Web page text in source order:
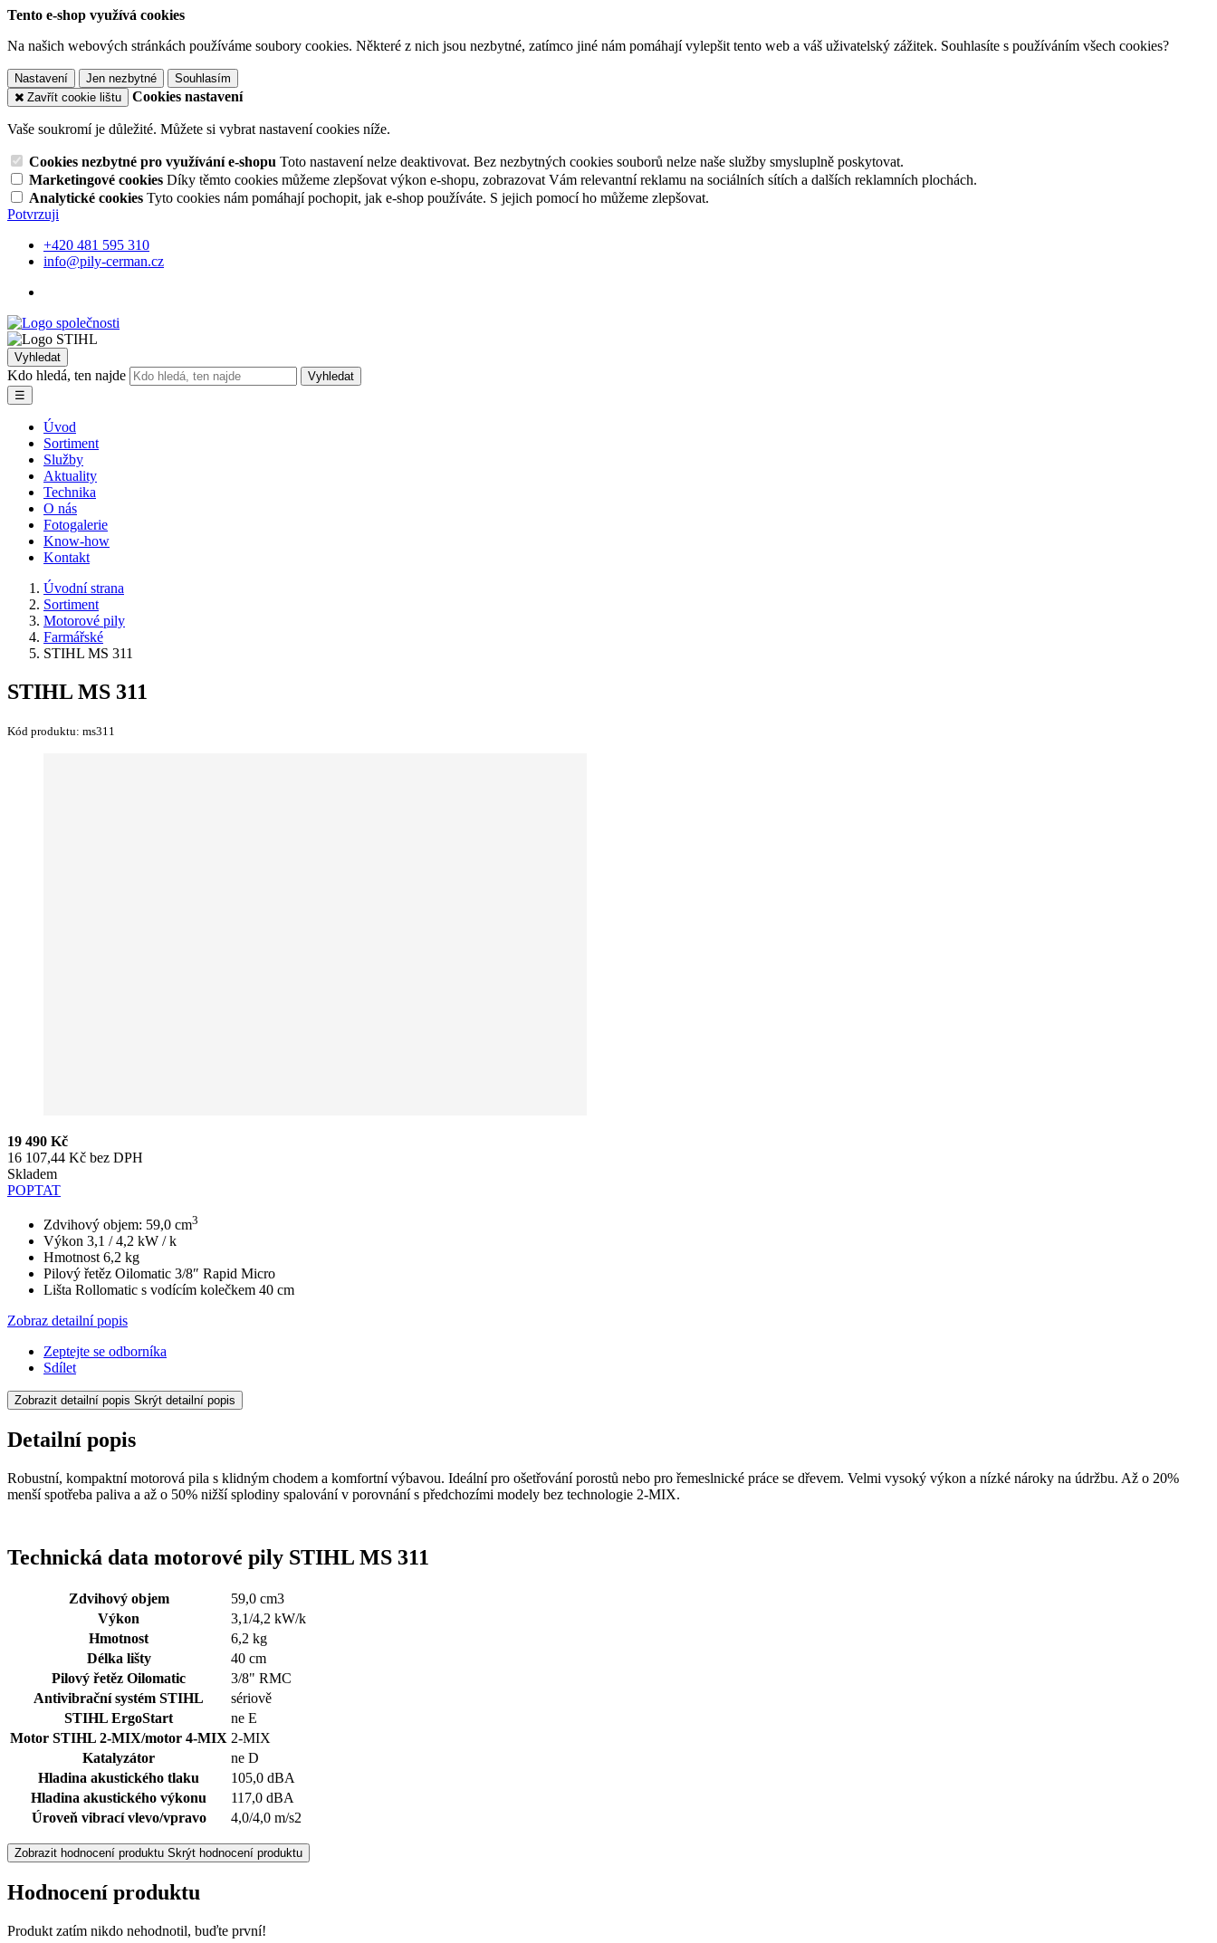
Tento e-shop využívá cookies
Na našich webových stránkách používáme soubory cookies. Některé z nich jsou nezbytné, zatímco jiné nám pomáhají vylepšit tento web a váš uživatelský zážitek. Souhlasíte s používáním všech cookies?
Nastavení Jen nezbytné
Souhlasím
Zavřít cookie lištu
Cookies nastavení
Vaše soukromí je důležité. Můžete si vybrat nastavení cookies níže.
Cookies nezbytné pro využívání e-shopu Toto nastavení nelze deaktivovat. Bez nezbytných cookies souborů nelze naše služby smysluplně poskytovat.
Marketingové cookies Díky těmto cookies můžeme zlepšovat výkon e-shopu, zobrazovat Vám relevantní reklamu na sociálních sítích a dalších reklamních plochách.
Analytické cookies Tyto cookies nám pomáhají pochopit, jak e-shop používáte. S jejich pomocí ho můžeme zlepšovat.
Potvrzuji
+420 481 595 310
info@pily-cerman.cz
Vyhledat
Kdo hledá, ten najde
Vyhledat
☰
Úvod
Sortiment
Služby
Aktuality
Technika
O nás
Fotogalerie
Know-how
Kontakt
Úvodní strana
Sortiment
Motorové pily
Farmářské
STIHL MS 311
STIHL MS 311
Kód produktu: ms311
19 490 Kč
16 107,44 Kč bez DPH
Skladem
POPTAT
Zdvihový objem: 59,0 cm3
Výkon 3,1 / 4,2 kW / k
Hmotnost 6,2 kg
Pilový řetěz Oilomatic 3/8″ Rapid Micro
Lišta Rollomatic s vodícím kolečkem 40 cm
Zobraz detailní popis
Zeptejte se odborníka
Sdílet
Zobrazit detailní popis Skrýt detailní popis
Detailní popis
Robustní, kompaktní motorová pila s klidným chodem a komfortní výbavou. Ideální pro ošetřování porostů nebo pro řemeslnické práce se dřevem. Velmi vysoký výkon a nízké nároky na údržbu. Až o 20%
menší spotřeba paliva a až o 50% nižší splodiny spalování v porovnání s předchozími modely bez technologie 2-MIX.
Technická data motorové pily STIHL MS 311
Zdvihový objem
59,0 cm3
Výkon
3,1/4,2 kW/k
Hmotnost
6,2 kg
Délka lišty
40 cm
Pilový řetěz Oilomatic
3/8" RMC
Antivibrační systém STIHL
sériově
STIHL ErgoStart
ne E
Motor STIHL 2-MIX/motor 4-MIX 2-MIX
Katalyzátor
ne D
Hladina akustického tlaku
105,0 dBA
Hladina akustického výkonu
117,0 dBA
Úroveň vibrací vlevo/vpravo
4,0/4,0 m/s2
Zobrazit hodnocení produktu Skrýt hodnocení produktu
Hodnocení produktu
Produkt zatím nikdo nehodnotil, buďte první!